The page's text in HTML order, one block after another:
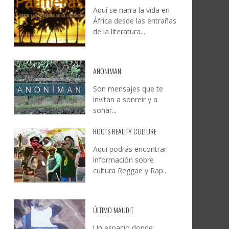
Y
DOCANARIAS CONVOCA A
INSTITUCIONES A REFLEXIONAR
SOBRE LA INTERNACIONALIZACIÓN
CREATIVA CANARIA, 6 AGOSTO, 2026
JESÚS RODRÍGUEZ FALCÓN:
NATURALEZA, CAMINO Y
FOTOGRAFÍA
Aquí se narra la vida en
África desde las entrañas
de la literatura...
ANONIMAN
Son mensajes que te
invitan a sonreír y a
soñar...
ROOTS REALITY CULTURE
Aqui podrás encontrar
información sobre
cultura Reggae y Rap...
ÚLTIMO MAUDIT